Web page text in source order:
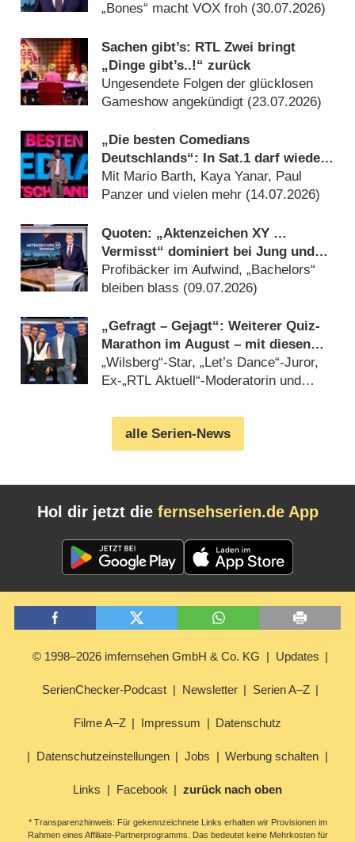
„Bones“ macht VOX froh (30.07.2026)
Sachen gibt’s: RTL Zwei bringt
„Dinge gibt’s..!“ zurück
Ungesendete Folgen der glücklosen
Gameshow angekündigt (23.07.2026)
„Die besten Comedians
Deutschlands“: In Sat.1 darf wieder
gelacht werden
Mit Mario Barth, Kaya Yanar, Paul
Panzer und vielen mehr (14.07.2026)
Quoten: „Aktenzeichen XY …
Vermisst“ dominiert bei Jung und
Alt trotz Rückgang
Profibäcker im Aufwind, „Bachelors“
bleiben blass (09.07.2026)
„Gefragt – Gejagt“: Weiterer Quiz-
Marathon im August – mit diesen
Gästen
„Wilsberg“-Star, „Let’s Dance“-Juror,
Ex-„RTL Aktuell“-Moderatorin und
alle Serien-News
Hol dir jetzt die fernsehserien.de App
© 1998–2026 imfernsehen GmbH & Co. KG Updates
SerienChecker-Podcast Newsletter Serien A–Z
Filme A–Z Impressum Datenschutz
Datenschutzeinstellungen Jobs Werbung schalten
Links Facebook zurück nach oben
* Transparenzhinweis: Für gekennzeichnete Links erhalten wir Provisionen im
Rahmen eines Affiliate-Partnerprogramms. Das bedeutet keine Mehrkosten für